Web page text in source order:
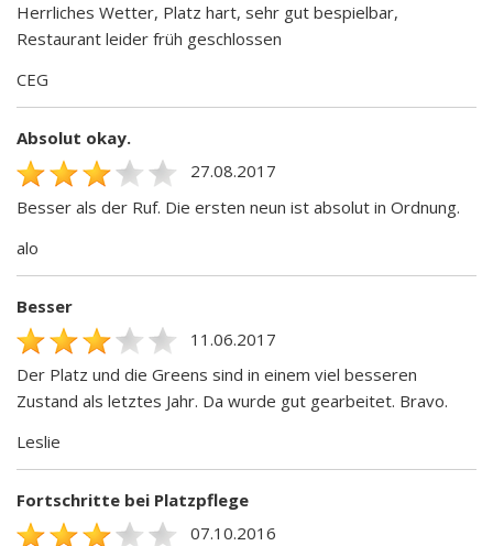
Herrliches Wetter, Platz hart, sehr gut bespielbar,
Restaurant leider früh geschlossen
CEG
Absolut okay.
27.08.2017
Besser als der Ruf. Die ersten neun ist absolut in Ordnung.
alo
Besser
11.06.2017
Der Platz und die Greens sind in einem viel besseren
Zustand als letztes Jahr. Da wurde gut gearbeitet. Bravo.
Leslie
Fortschritte bei Platzpflege
07.10.2016